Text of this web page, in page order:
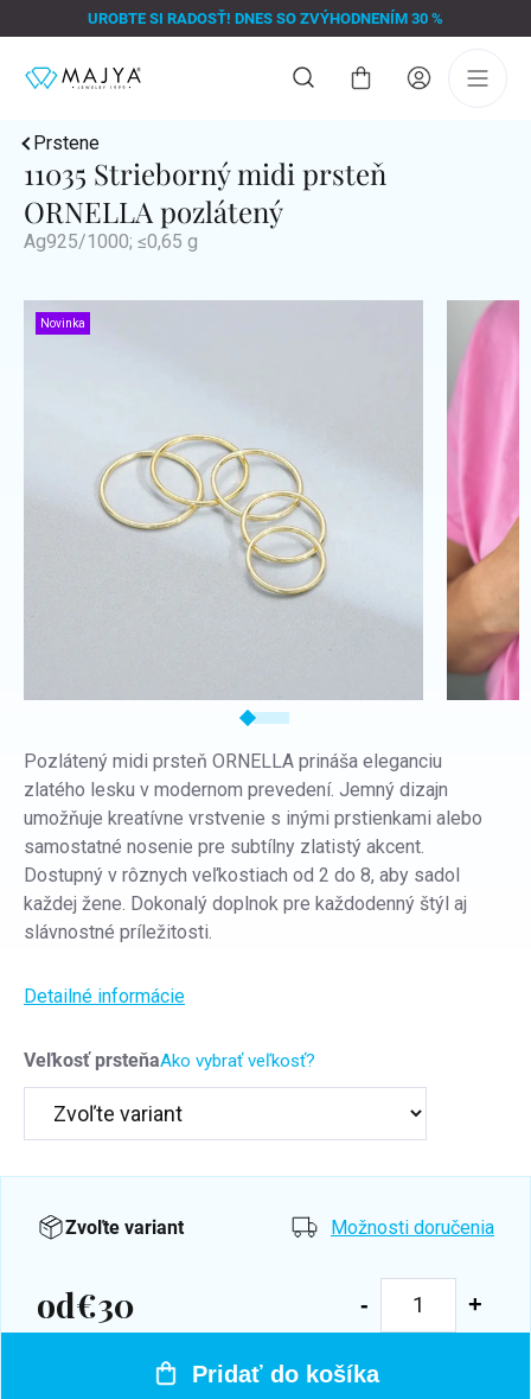
na
UROBTE SI RADOSŤ! DNES SO ZVÝHODNENÍM 30 %
Nákupný
Prstene
11035 Strieborný midi prsteň
ORNELLA pozlátený
Ag925/1000; ≤0,65 g
Novinka
Veľkosť prsteňaAko vybrať veľkosť?
Pozlátený midi prsteň ORNELLA prináša eleganciu
zlatého lesku v modernom prevedení. Jemný dizajn
umožňuje kreatívne vrstvenie s inými prstienkami alebo
samostatné nosenie pre subtílny zlatistý akcent.
Dostupný v rôznych veľkostiach od 2 do 8, aby sadol
každej žene. Dokonalý doplnok pre každodenný štýl aj
slávnostné príležitosti.
Detailné informácie
Zvoľte variant Možnosti doručenia
od€30
Jednotková
Pridať do košíka